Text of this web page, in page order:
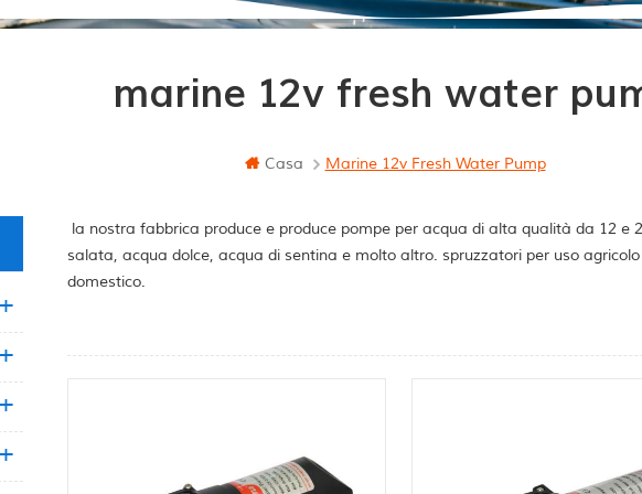
marine 12v fresh water
Casa Marine 12v Fresh Water Pump
la nostra fabbrica produce e produce pompe per acqua di alta qualità da 12
salata, acqua dolce, acqua di sentina e molto altro. spruzzatori per uso
domestico.